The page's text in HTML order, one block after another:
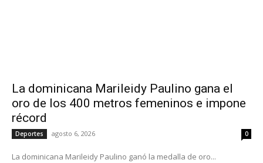
La dominicana Marileidy Paulino gana el
oro de los 400 metros femeninos e impone
récord
Deportes agosto 6, 2026 0
La dominicana Marileidy Paulino ganó la medalla de oro...